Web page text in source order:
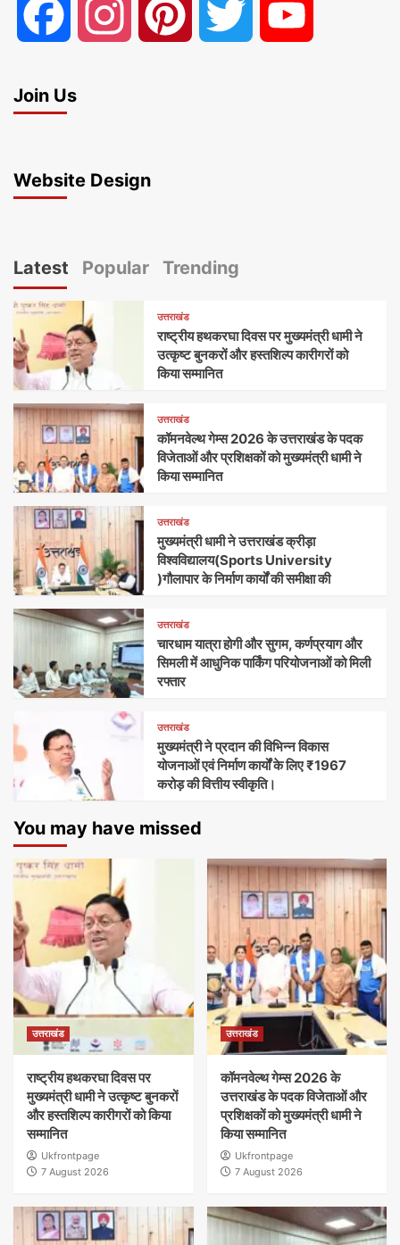
Facebook Instagram Pinterest Twitter
Join Us
Website Design
Latest Popular Trending
उत्तराखंड
राष्ट्रीय हथकरघा दिवस पर मुख्यमंत्री धामी ने
उत्कृष्ट बुनकरों और हस्तशिल्प कारीगरों को
किया सम्मानित
उत्तराखंड
कॉमनवेल्थ गेम्स 2026 के उत्तराखंड के पदक
विजेताओं और प्रशिक्षकों को मुख्यमंत्री धामी ने
किया सम्मानित
उत्तराखंड
मुख्यमंत्री धामी ने उत्तराखंड क्रीड़ा
विश्वविद्यालय(Sports University
)गौलापार के निर्माण कार्यों की समीक्षा की
उत्तराखंड
चारधाम यात्रा होगी और सुगम, कर्णप्रयाग और
सिमली में आधुनिक पार्किंग परियोजनाओं को मिली
रफ्तार
उत्तराखंड
मुख्यमंत्री ने प्रदान की विभिन्न विकास
योजनाओं एवं निर्माण कार्यों के लिए ₹1967
करोड़ की वित्तीय स्वीकृति।
You may have missed
उत्तराखंड
राष्ट्रीय हथकरघा दिवस पर
मुख्यमंत्री धामी ने उत्कृष्ट बुनकरों
और हस्तशिल्प कारीगरों को किया
सम्मानित
Ukfrontpage
7 August 2026
उत्तराखंड
कॉमनवेल्थ गेम्स 2026 के
उत्तराखंड के पदक विजेताओं और
प्रशिक्षकों को मुख्यमंत्री धामी ने
किया सम्मानित
Ukfrontpage
7 August 2026